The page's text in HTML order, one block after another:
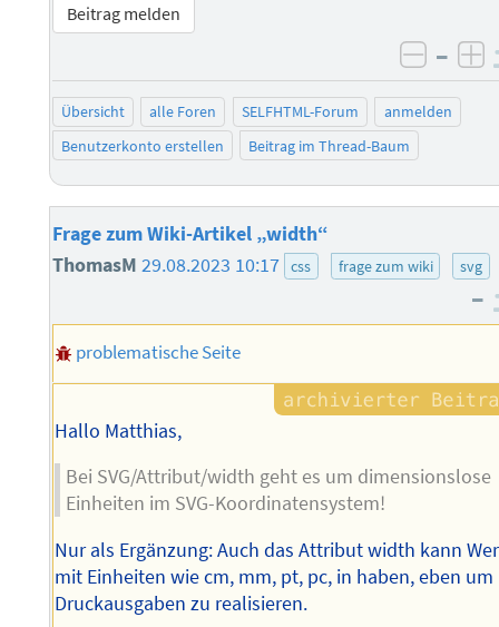
Beitrag melden
–
Übersicht alle Foren SELFHTML-Forum
anmelden
Benutzerkonto erstellen
Beitrag im Thread-Baum
Frage zum Wiki-Artikel „width“
ThomasM 29.08.2023 10:17 css frage zum wiki svg
–
problematische Seite
Hallo Matthias,
Bei SVG/Attribut/width geht es um dimensionslose
Einheiten im SVG-Koordinatensystem!
Nur als Ergänzung: Auch das Attribut width kann
mit Einheiten wie cm, mm, pt, pc, in haben, eben um
Druckausgaben zu realisieren.